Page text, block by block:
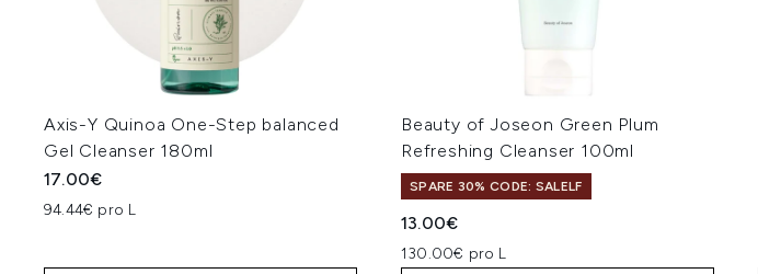
Axis-Y Quinoa One-Step balanced
Gel Cleanser 180ml
17.00€
94.44€ pro L
Beauty of Joseon Green Plum
Refreshing Cleanser 100ml
SPARE 30% CODE: SALELF
13.00€
130.00€ pro L